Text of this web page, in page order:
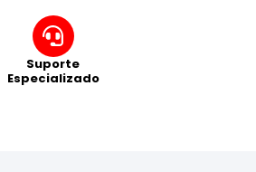
Suporte
Especializado